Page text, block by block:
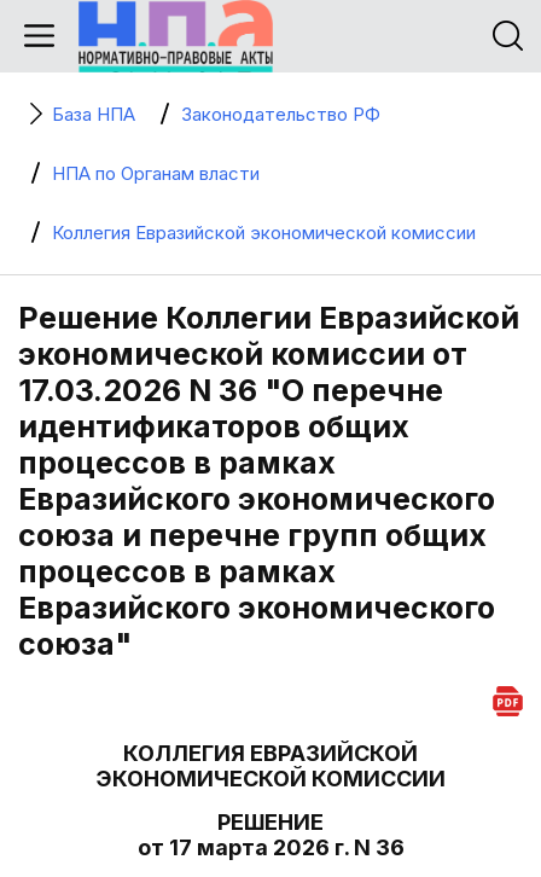
База НПА Законодательство РФ
НПА по Органам власти
Коллегия Евразийской экономической комиссии
Решение Коллегии Евразийской
экономической комиссии от
17.03.2026 N 36 "О перечне
идентификаторов общих
процессов в рамках
Евразийского экономического
союза и перечне групп общих
процессов в рамках
Евразийского экономического
союза"
КОЛЛЕГИЯ ЕВРАЗИЙСКОЙ
ЭКОНОМИЧЕСКОЙ КОМИССИИ
РЕШЕНИЕ
от 17 марта 2026 г. N 36